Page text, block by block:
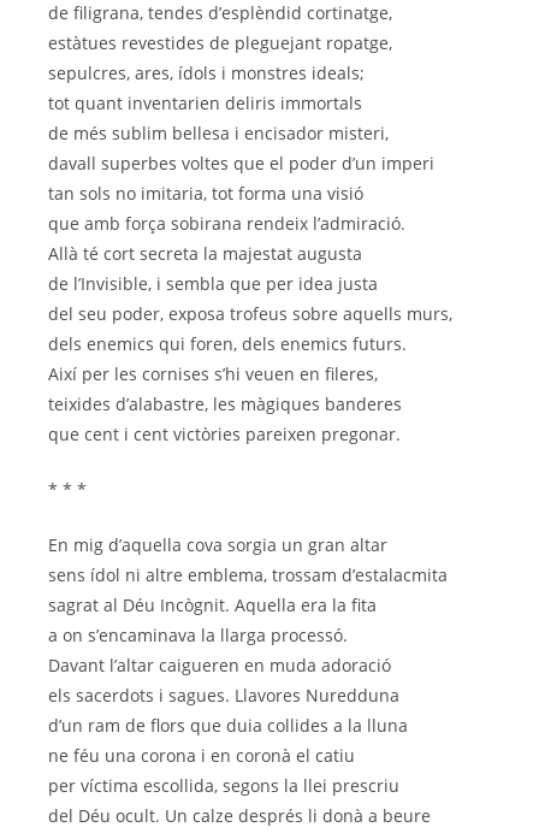
de filigrana, tendes d’esplèndid cortinatge,
estàtues revestides de pleguejant ropatge,
sepulcres, ares, ídols i monstres ideals;
tot quant inventarien deliris immortals
de més sublim bellesa i encisador misteri,
davall superbes voltes que el poder d’un imperi
tan sols no imitaria, tot forma una visió
que amb força sobirana rendeix l’admiració.
Allà té cort secreta la majestat augusta
de l’Invisible, i sembla que per idea justa
del seu poder, exposa trofeus sobre aquells murs,
dels enemics qui foren, dels enemics futurs.
Així per les cornises s’hi veuen en fileres,
teixides d’alabastre, les màgiques banderes
que cent i cent victòries pareixen pregonar.
* * *
En mig d’aquella cova sorgia un gran altar
sens ídol ni altre emblema, trossam d’estalacmita
sagrat al Déu Incògnit. Aquella era la fita
a on s’encaminava la llarga processó.
Davant l’altar caigueren en muda adoració
els sacerdots i sagues. Llavores Nuredduna
d’un ram de flors que duia collides a la lluna
ne féu una corona i en coronà el catiu
per víctima escollida, segons la llei prescriu
del Déu ocult. Un calze després li donà a beure